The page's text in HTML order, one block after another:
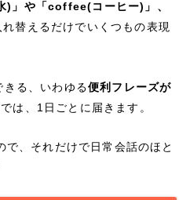
)」や「coffee(コーヒー)」、
れ替えるだけでいくつもの表現
きる、いわゆる便利フレーズが
では、1日ごとに届きます。
、それだけで日常会話のほと